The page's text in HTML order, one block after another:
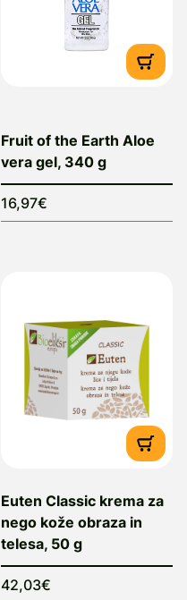
Fruit of the Earth Aloe
vera gel, 340 g
16,97€
Euten Classic krema za
nego kože obraza in
telesa, 50 g
42,03€